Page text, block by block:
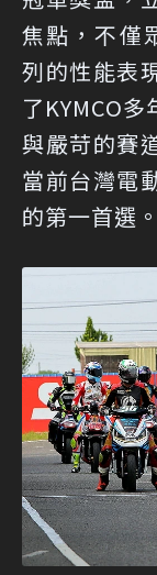
焦點，不僅
列的性能表
了KYMCO
與嚴苛的賽
當前台灣電
的第一首選。